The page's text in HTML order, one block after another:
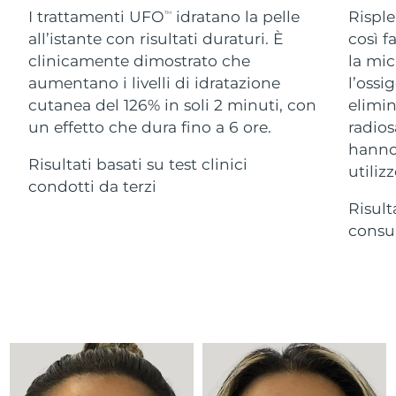
I trattamenti UFOTM
idratano la pelle
all’istante con risultati duraturi. È
clinicamente dimostrato che
aumentano i livelli di idratazione
cutanea del 126% in soli 2 minuti, con
un effetto che dura fino a 6 ore.
Risultati basati su test clinici
condotti da terzi
così
la
For healthy hair
18% PAP
Cosmetici Uomini
Vedi tutto
Israele Consegna stimata 8/15/26
Italia Consegna stimata 8/11/26
Giappone Consegna stimata 8/14/26
8/16/26
Kazakistan
8/11/26
Lituania Consegna stimata8/11/26